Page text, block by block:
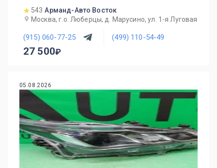
543 Арманд-Авто Восток
Москва, г.о. Люберцы, д. Марусино, ул. 1-я Луговая
(915) 060-77-25 (499) 110-54-49
27 500
05.08.2026